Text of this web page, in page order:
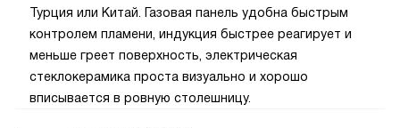
производства зависит от модели: Италия, Словения,
Турция или Китай. Газовая панель удобна быстрым
контролем пламени, индукция быстрее реагирует и
меньше греет поверхность, электрическая
стеклокерамика проста визуально и хорошо